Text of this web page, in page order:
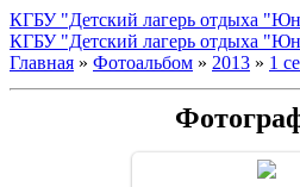
КГБУ "Детский лагерь отдыха
КГБУ "Детский лагерь отдыха
Главная » Фотоальбом » 2013 » 1